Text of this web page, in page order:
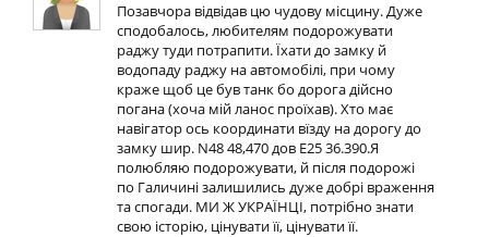
Позавчора відвідав цю чудову місцину. Дуже
сподобалось, любителям подорожувати
раджу туди потрапити. Їхати до замку й
водопаду раджу на автомобілі, при чому
краже щоб це був танк бо дорога дійсно
погана (хоча мій ланос проїхав). Хто має
навігатор ось координати вїзду на дорогу до
замку шир. N48 48,470 дов E25 36.390.Я
полюбляю подорожувати, й після подорожі
по Галичині залишились дуже добрі враження
та спогади. МИ Ж УКРАЇНЦІ, потрібно знати
свою історію, цінувати її, цінувати її.